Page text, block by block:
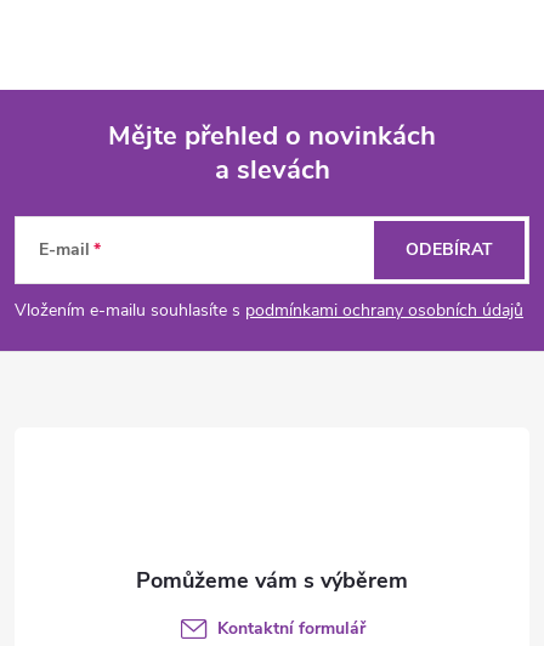
p
Mějte přehled o novinkách
a slevách
E-mail
Vložením e-mailu souhlasíte s podmínkami ochrany osobních údajů
ODEBÍRAT
Kontaktní formulář